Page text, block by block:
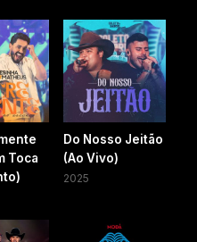
Toca
Do Nosso Jeitão
(Ao Vivo)
2025